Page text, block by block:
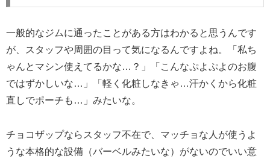
一般的なジムに通ったことがある方はわかると思うんです
が、スタッフや周囲の目って気になるんですよね。「私ち
ゃんとマシン使えてるかな…？」「こんなぷよぷよのお腹
ではずかしいな…」「軽く化粧しなきゃ…汗かくから化粧
直しでポーチも…」みたいな。
チョコザップならスタッフ不在で、マッチョな人が使うよ
うな本格的な設備（バーベルみたいな）がないのでいい意